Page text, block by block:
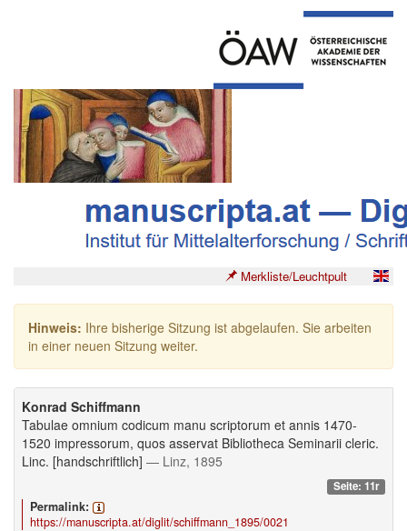
Merkliste/Leuchtpult
Hinweis: Ihre bisherige Sitzung ist abgelaufen. Sie arbeiten
in einer neuen Sitzung weiter.
Konrad Schiffmann
Tabulae omnium codicum manu scriptorum et annis 1470-
1520 impressorum, quos asservat Bibliotheca Seminarii cleric.
Linc. [handschriftlich] — Linz, 1895
Seite: 11r
Permalink:
https://manuscripta.at/diglit/schiffmann_1895/0021